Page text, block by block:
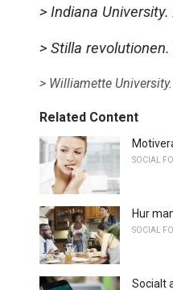
> Indiana University.
> Stilla revolutionen.
> Williamette University.
Related Content
SOCIAL
Hur
SOCIAL
Socialt